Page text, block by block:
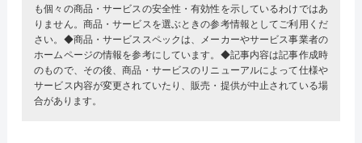
も個々の商品・サービスの安全性・有効性を示しているわけではあ
りません。商品・サービスを選ぶときの参考情報としてご利用くだ
さい。◆商品・サービススペックは、メーカーやサービス事業者の
ホームページの情報を参考にしています。◆記事内容は記事作成時
のもので、その後、商品・サービスのリニューアルによって仕様や
サービス内容が変更されていたり、販売・提供が中止されている場
合があります。